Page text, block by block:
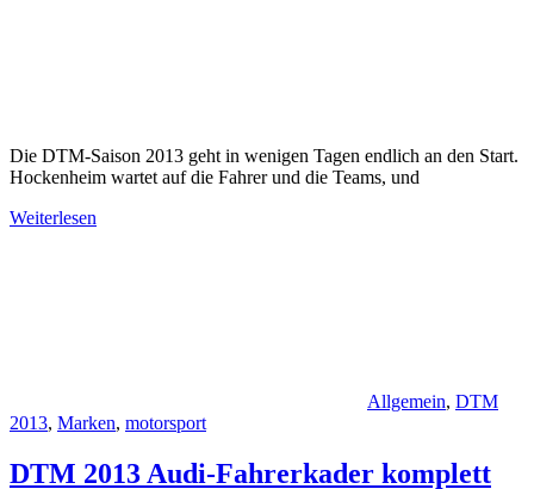
Die DTM-Saison 2013 geht in wenigen Tagen endlich an den Start.
Hockenheim wartet auf die Fahrer und die Teams, und
Weiterlesen
Allgemein, DTM
2013, Marken, motorsport
DTM 2013 Audi-Fahrerkader komplett